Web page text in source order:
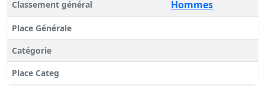
Classement général Hommes
Place Générale
Catégorie
Place Categ